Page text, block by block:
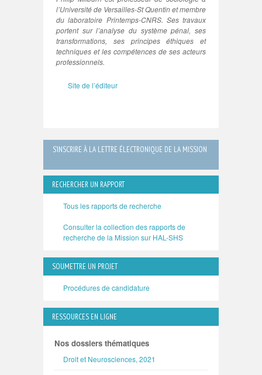
l’Université de Versailles-St Quentin et membre
du laboratoire Printemps-CNRS. Ses travaux
portent sur l’analyse du système pénal, ses
transformations, ses principes éthiques et
techniques et les compétences de ses acteurs
professionnels.
Site de l’éditeur
S’INSCRIRE À LA LETTRE ÉLECTRONIQUE DE LA MISSION
RECHERCHER UN RAPPORT
Tous les rapports de recherche
Consulter la collection des rapports de
recherche de la Mission sur HAL-SHS
SOUMETTRE UN PROJET
Procédures de candidature
RESSOURCES EN LIGNE
Nos dossiers thématiques
Droit et Neurosciences, 2021